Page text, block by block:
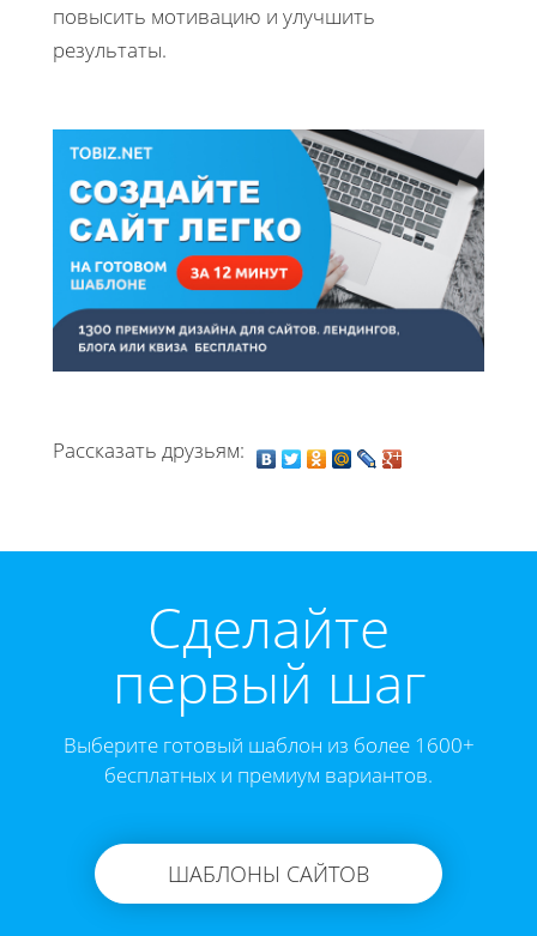
повысить мотивацию и улучшить
результаты.
Рассказать друзьям:
Cделайте
первый шаг
Выберите готовый шаблон из более 1600+
бесплатных и премиум вариантов.
ШАБЛОНЫ САЙТОВ